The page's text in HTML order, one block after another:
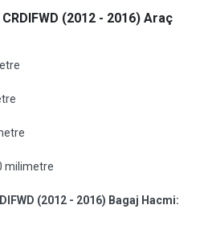
(2012 - 2016) Araç
milimetre
(2012 - 2016) Bagaj Hacmi: